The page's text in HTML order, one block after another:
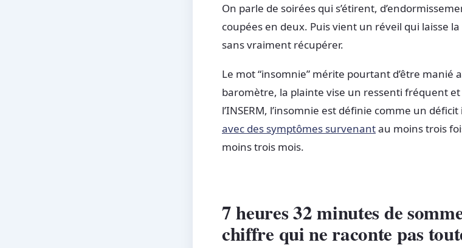
On parle de soirées qui s’étirent,
coupées en deux. Puis vient un réveil qui laisse
sans vraiment récupérer.
Le mot “insomnie” mérite pourtant d’être manié
baromètre, la plainte vise un ressenti fréquent et
l’INSERM, l’insomnie est définie comme un
avec des symptômes survenantau moins trois
moins trois mois.
7 heures 32 minutesde
chiffre qui ne raconte pas